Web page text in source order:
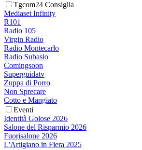
Tgcom24 Consiglia
Mediaset Infinity
R101
Radio 105
Virgin Radio
Radio Montecarlo
Radio Subasio
Comingsoon
Superguidatv
Zuppa di Porro
Non Sprecare
Cotto e Mangiato
Eventi
Identità Golose 2026
Salone del Risparmio 2026
Fuorisalone 2026
L'Artigiano in Fiera 2025